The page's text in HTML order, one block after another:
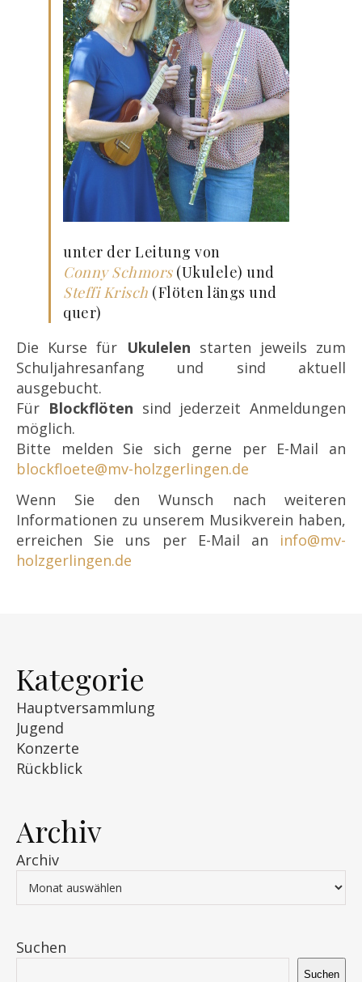
unter der Leitung von
Conny Schmors(Ukulele) und
Steffi Krisch (Flöten längs und
quer)
Die Kurse für Ukulelen starten jeweils zum
Schuljahresanfang und sind aktuell
ausgebucht.
Für Blockflöten sind jederzeit Anmeldungen
möglich.
Bitte melden Sie sich gerne per E-Mail an
blockfloete@mv-holzgerlingen.de
Wenn Sie den Wunsch nach weiteren
Informationen zu unserem Musikverein haben,
erreichen Sie uns per E-Mail an info@mv-
holzgerlingen.de
Kategorie
Hauptversammlung
Jugend
Konzerte
Rückblick
Archiv
Archiv
Suchen
Suchen